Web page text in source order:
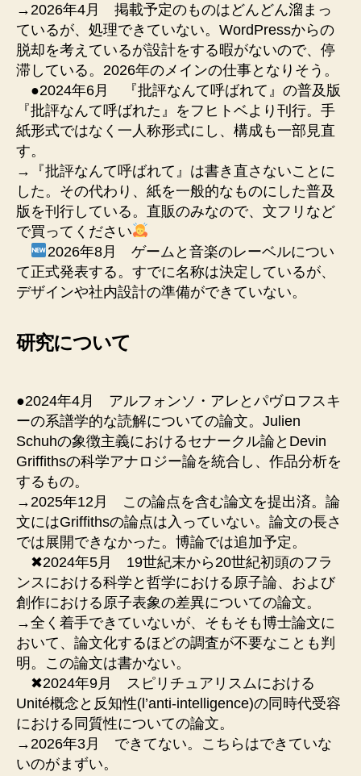
→2026年4月 掲載予定のものはどんどん溜まっ
ているが、処理できていない。WordPressからの
脱却を考えているが設計をする暇がないので、停
滞している。2026年のメインの仕事となりそう。
●2024年6月 『批評なんて呼ばれて』の普及版
『批評なんて呼ばれた』をフヒトベより刊行。手
紙形式ではなく一人称形式にし、構成も一部見直
す。
→『批評なんて呼ばれて』は書き直さないことに
した。その代わり、紙を一般的なものにした普及
版を刊行している。直販のみなので、文フリなど
で買ってください
2026年8月 ゲームと音楽のレーベルについ
て正式発表する。すでに名称は決定しているが、
デザインや社内設計の準備ができていない。
研究について
●2024年4月 アルフォンソ・アレとパヴロフスキ
ーの系譜学的な読解についての論文。Julien
Schuhの象徴主義におけるセナークル論とDevin
Griffithsの科学アナロジー論を統合し、作品分析を
するもの。
→2025年12月 この論点を含む論文を提出済。論
文にはGriffithsの論点は入っていない。論文の長さ
では展開できなかった。博論では追加予定。
✖︎2024年5月 19世紀末から20世紀初頭のフラ
ンスにおける科学と哲学における原子論、および
創作における原子表象の差異についての論文。
→全く着手できていないが、そもそも博士論文に
おいて、論文化するほどの調査が不要なことも判
明。この論文は書かない。
✖︎2024年9月 スピリチュアリスムにおける
Unité概念と反知性(l’anti-intelligence)の同時代受容
における同質性についての論文。
→2026年3月 できてない。こちらはできていな
いのがまずい。